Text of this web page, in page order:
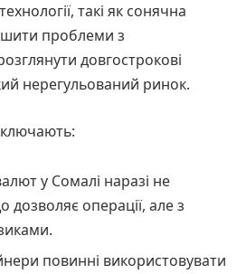
такі як сонячна
проблеми з
довгострокові
нерегульований ринок.
у Сомалі наразі не
дозволяє операції, але з
повинні використовувати